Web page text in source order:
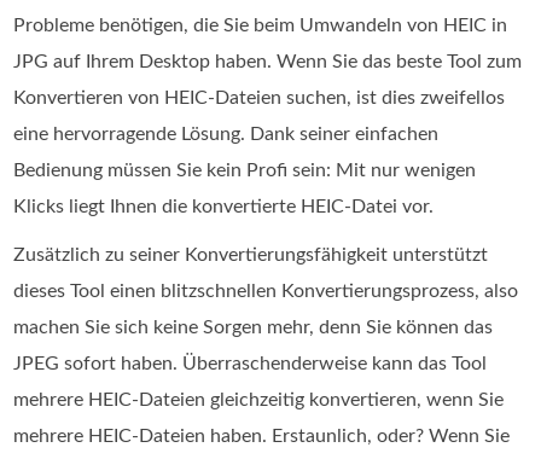
Probleme benötigen, die Sie beim Umwandeln von HEIC in
JPG auf Ihrem Desktop haben. Wenn Sie das beste Tool zum
Konvertieren von HEIC‑Dateien suchen, ist dies zweifellos
eine hervorragende Lösung. Dank seiner einfachen
Bedienung müssen Sie kein Profi sein: Mit nur wenigen
Klicks liegt Ihnen die konvertierte HEIC‑Datei vor.
Zusätzlich zu seiner Konvertierungsfähigkeit unterstützt
dieses Tool einen blitzschnellen Konvertierungsprozess, also
machen Sie sich keine Sorgen mehr, denn Sie können das
JPEG sofort haben. Überraschenderweise kann das Tool
mehrere HEIC-Dateien gleichzeitig konvertieren, wenn Sie
mehrere HEIC-Dateien haben. Erstaunlich, oder? Wenn Sie